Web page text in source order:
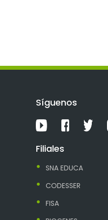
Síguenos
Filiales
SNA EDUCA
CODESSER
FISA